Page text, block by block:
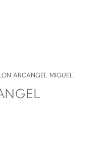
ARCANGEL MIGUEL